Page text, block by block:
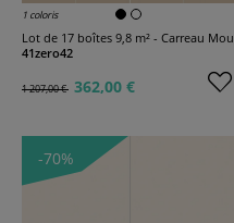
1 coloris
Lot de 17 boîtes 9,8 m² - Carreau Mou
41zero42
1 207,00 € 362,00 €
-70%